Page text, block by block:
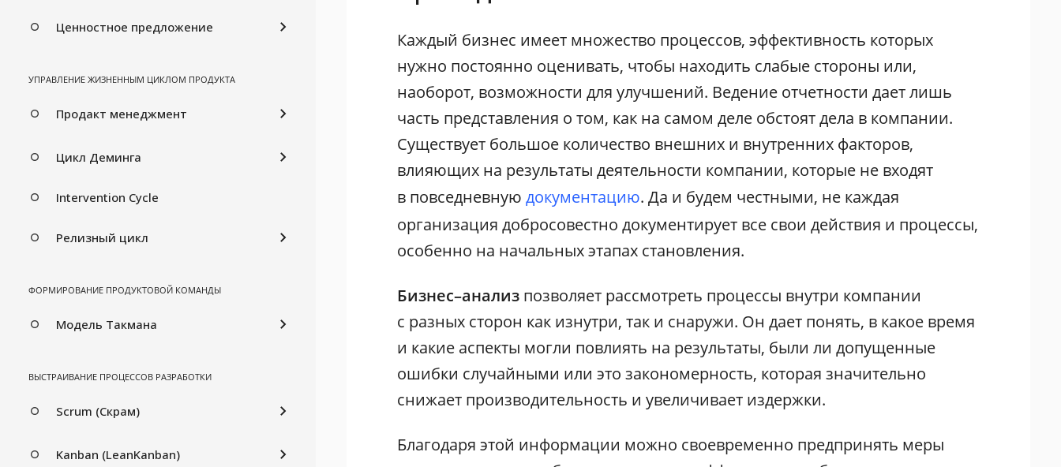
Ценностное предложение
УПРАВЛЕНИЕ ЖИЗНЕННЫМ ЦИКЛОМ ПРОДУКТА
Продакт менеджмент
Цикл Деминга
Intervention Cycle
Релизный цикл
ФОРМИРОВАНИЕ ПРОДУКТОВОЙ КОМАНДЫ
Модель Такмана
ВЫСТРАИВАНИЕ ПРОЦЕССОВ РАЗРАБОТКИ
Scrum (Скрам)
Kanban (LeanKanban)
Каждый бизнес имеет множество процессов, эффективность которых
нужно постоянно оценивать, чтобы находить слабые стороны или,
наоборот, возможности для улучшений. Ведение отчетности дает лишь
часть представления о том, как на самом деле обстоят дела в компании.
Существует большое количество внешних и внутренних факторов,
влияющих на результаты деятельности компании, которые не входят
в повседневнуюдокументацию. Да и будем честными, не каждая
организация добросовестно документирует все свои действия и процессы,
особенно на начальных этапах становления.
Бизнес–анализ позволяет рассмотреть процессы внутри компании
с разных сторон как изнутри, так и снаружи. Он дает понять, в какое время
и какие аспекты могли повлиять на результаты, были ли допущенные
ошибки случайными или это закономерность, которая значительно
снижает производительность и увеличивает издержки.
Благодаря этой информации можно своевременно предпринять меры